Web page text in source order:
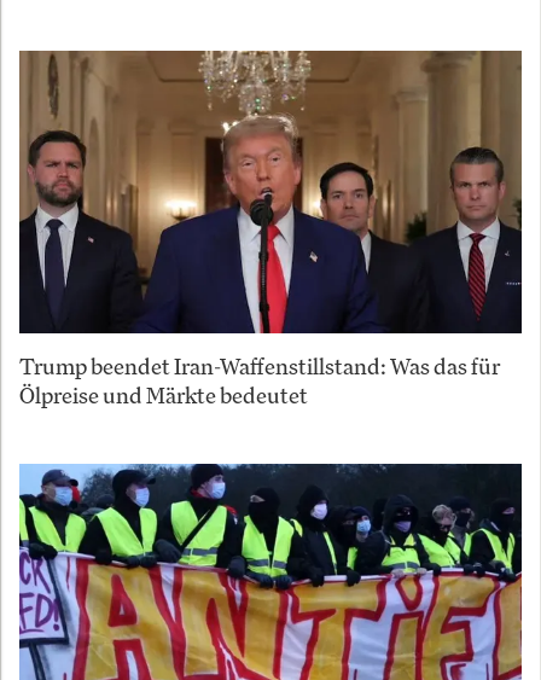
Trump beendet Iran-Waffenstillstand: Was das für
Ölpreise und Märkte bedeutet